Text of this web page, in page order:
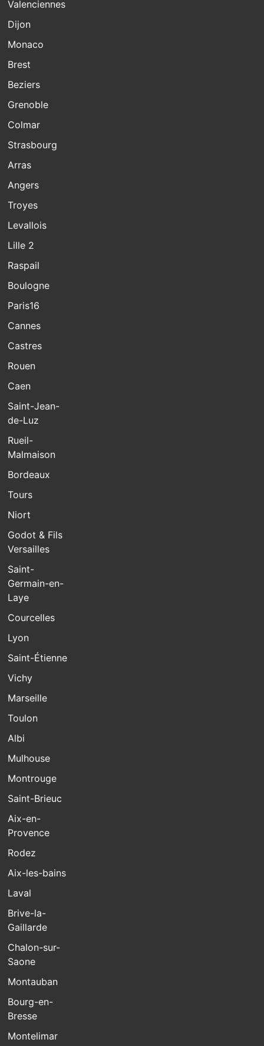
Valenciennes
Dijon
Monaco
Brest
Beziers
Grenoble
Colmar
Strasbourg
Arras
Angers
Troyes
Levallois
Lille 2
Raspail
Boulogne
Paris16
Cannes
Castres
Rouen
Caen
Saint-Jean-
de-Luz
Rueil-
Malmaison
Bordeaux
Tours
Niort
Godot & Fils
Versailles
Saint-
Germain-en-
Laye
Courcelles
Lyon
Saint-Étienne
Vichy
Marseille
Toulon
Albi
Mulhouse
Montrouge
Saint-Brieuc
Aix-en-
Provence
Rodez
Aix-les-bains
Laval
Brive-la-
Gaillarde
Chalon-sur-
Saone
Montauban
Bourg-en-
Bresse
Montelimar